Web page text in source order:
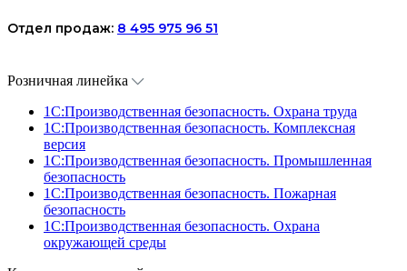
Отдел продаж: 8 495 975 96 51
Розничная линейка
1C:Производственная безопасность. Охрана труда
1C:Производственная безопасность. Комплексная
версия
1C:Производственная безопасность. Промышленная
безопасность
1C:Производственная безопасность. Пожарная
безопасность
1C:Производственная безопасность. Охрана
окружающей среды